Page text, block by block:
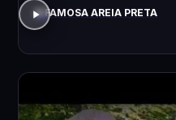
A FAMOSA AREIA PRETA